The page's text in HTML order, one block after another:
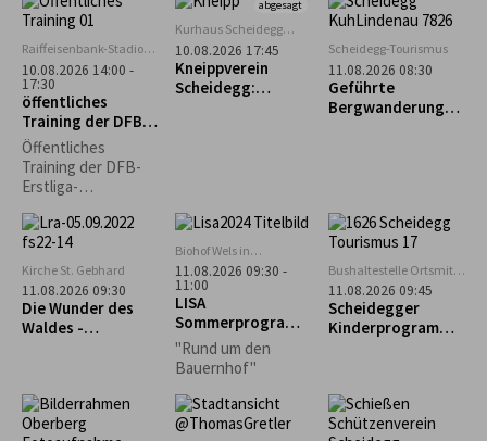
ein fröhliches
Hühnerleben
führen können? Das
und vieles mehr,
erfahrt ihr an
diesem Nachmittag.
Raiffeisenbank-Stadion
in Weiler im Allgäu
10.08.2026 14:00 -
17:30
öffentliches
Training der DFB-
Erstliga-
Schiedsrichter
Öffentliches
Training der DFB-
Erstliga-
Bewirtung
abgesagt
Kurhaus Scheidegg
Mehrzweckraum im UG
10.08.2026 17:45
Kneippverein
Scheidegg:
Scheidegg-Tourismus
11.08.2026 08:30
Geführte
Bergwanderung
Kirche St. Gebhard
11.08.2026 09:30
Die Wunder des
Waldes -
Biohof Wels in
Oberthalhofen
11.08.2026 09:30 -
11:00
LISA
Sommerprogramm
: Hofeinblicke
"Rund um den
Bauernhof"
Bushaltestelle Ortsmitte
Scheidegg
11.08.2026 09:45
Scheidegger
Kinderprogramm:
Heim in Scheffau